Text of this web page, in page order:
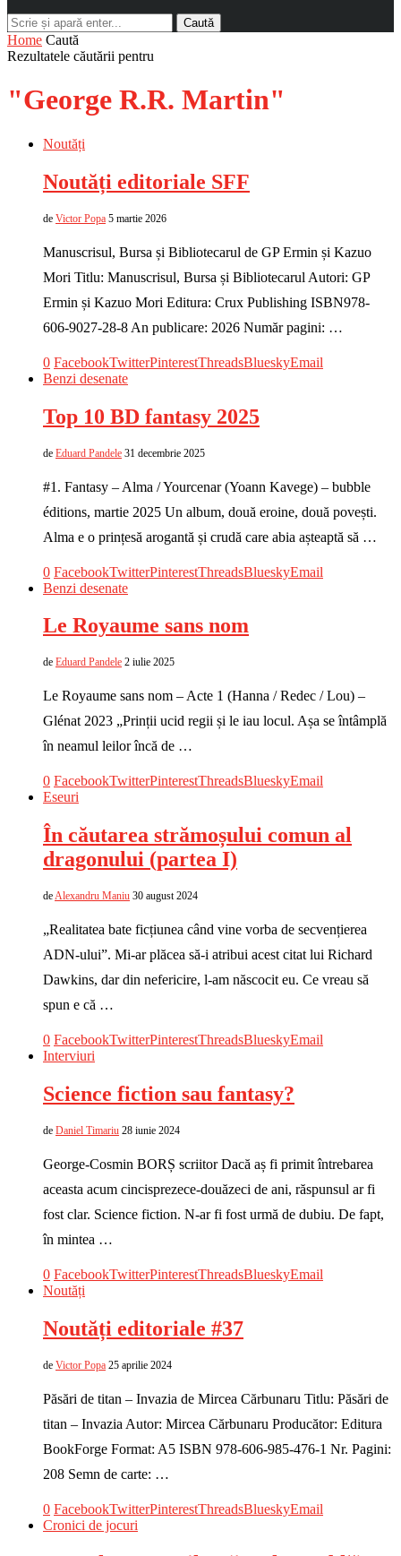
Caută
Home Caută
Rezultatele căutării pentru
"George R.R. Martin"
Noutăți
Noutăți editoriale SFF
de Victor Popa 5 martie 2026
Manuscrisul, Bursa și Bibliotecarul de GP Ermin și Kazuo
Mori Titlu: Manuscrisul, Bursa și Bibliotecarul Autori: GP
Ermin și Kazuo Mori Editura: Crux Publishing ISBN978-
606-9027-28-8 An publicare: 2026 Număr pagini: …
0 FacebookTwitterPinterestThreadsBlueskyEmail
Benzi desenate
Top 10 BD fantasy 2025
de Eduard Pandele 31 decembrie 2025
#1. Fantasy – Alma / Yourcenar (Yoann Kavege) – bubble
éditions, martie 2025 Un album, două eroine, două povești.
Alma e o prințesă arogantă și crudă care abia așteaptă să …
0 FacebookTwitterPinterestThreadsBlueskyEmail
Benzi desenate
Le Royaume sans nom
de Eduard Pandele 2 iulie 2025
Le Royaume sans nom – Acte 1 (Hanna / Redec / Lou) –
Glénat 2023 „Prinții ucid regii și le iau locul. Așa se întâmplă
în neamul leilor încă de …
0 FacebookTwitterPinterestThreadsBlueskyEmail
Eseuri
În căutarea strămoșului comun al
dragonului (partea I)
deAlexandru Maniu 30 august 2024
„Realitatea bate ficțiunea când vine vorba de secvențierea
ADN-ului”. Mi-ar plăcea să-i atribui acest citat lui Richard
Dawkins, dar din nefericire, l-am născocit eu. Ce vreau să
spun e că …
0 FacebookTwitterPinterestThreadsBlueskyEmail
Interviuri
Science fiction sau fantasy?
de Daniel Timariu 28 iunie 2024
George-Cosmin BORȘ scriitor Dacă aș fi primit întrebarea
aceasta acum cincisprezece-douăzeci de ani, răspunsul ar fi
fost clar. Science fiction. N-ar fi fost urmă de dubiu. De fapt,
în mintea …
0 FacebookTwitterPinterestThreadsBlueskyEmail
Noutăți
Noutăți editoriale #37
de Victor Popa 25 aprilie 2024
Păsări de titan – Invazia de Mircea Cărbunaru Titlu: Păsări de
titan – Invazia Autor: Mircea Cărbunaru Producător: Editura
BookForge Format: A5 ISBN 978-606-985-476-1 Nr. Pagini:
208 Semn de carte: …
0 FacebookTwitterPinterestThreadsBlueskyEmail
Cronici de jocuri